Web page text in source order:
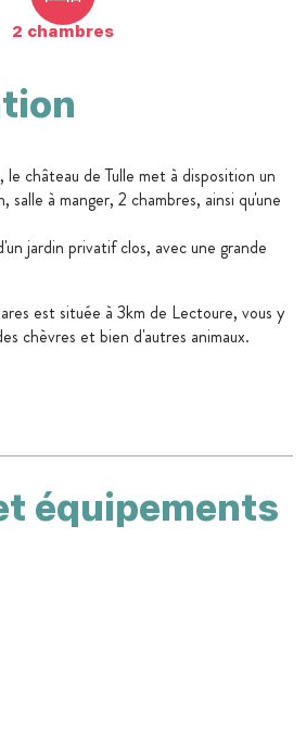
2 chambres
château de Tulle met à disposition un
salle à manger, 2 chambres, ainsi qu'une
jardin privatif clos, avec une grande
est située à 3km de Lectoure, vous y
chèvres et bien d'autres animaux.
équipements